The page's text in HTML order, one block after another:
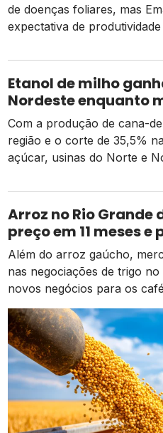
de doenças foliares, mas
expectativa de
Etanol de milho
Nordeste enquanto
recua e tarifa dos
Com a produção de cana-
região e o corte de 35,5%
açúcar, usinas do Norte e
de receita e competitividade.
Arroz no Rio Grande
preço em 11 meses
valorização no
Além do arroz gaúcho,
nas negociações de trigo
novos negócios para os
exterior